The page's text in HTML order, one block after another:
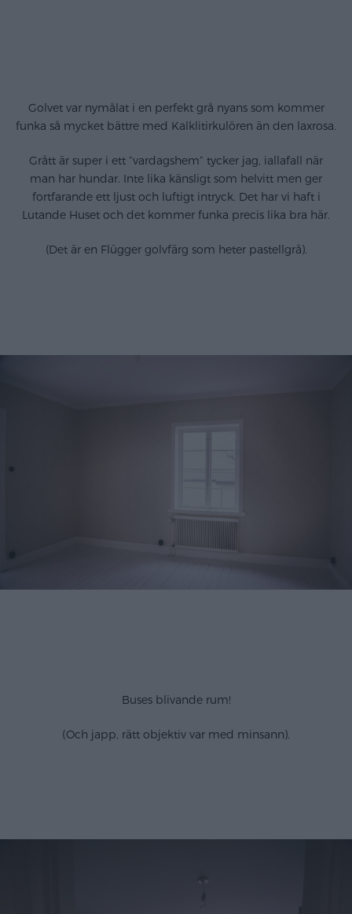
Golvet var nymålat i en perfekt grå nyans som kommer
funka så mycket bättre med Kalklitirkulören än den laxrosa.
Grått är super i ett ”vardagshem” tycker jag, iallafall när
man har hundar. Inte lika känsligt som helvitt men ger
fortfarande ett ljust och luftigt intryck. Det har vi haft i
Lutande Huset och det kommer funka precis lika bra här.
(Det är en Flügger golvfärg som heter pastellgrå).
Buses blivande rum!
(Och japp, rätt objektiv var med minsann).